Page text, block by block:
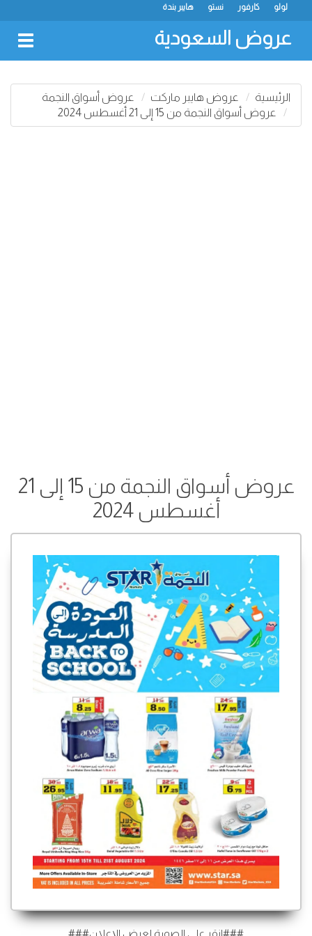
هايبر بندة نستو كارفور لولو
عروض السعودية
الرئيسية عروض هايبر ماركت
عروض أسواق النجمة
عروض أسواق النجمة من 15 إلى 21 أغسطس 2024
عروض أسواق النجمة من 15 إلى 21
أغسطس 2024